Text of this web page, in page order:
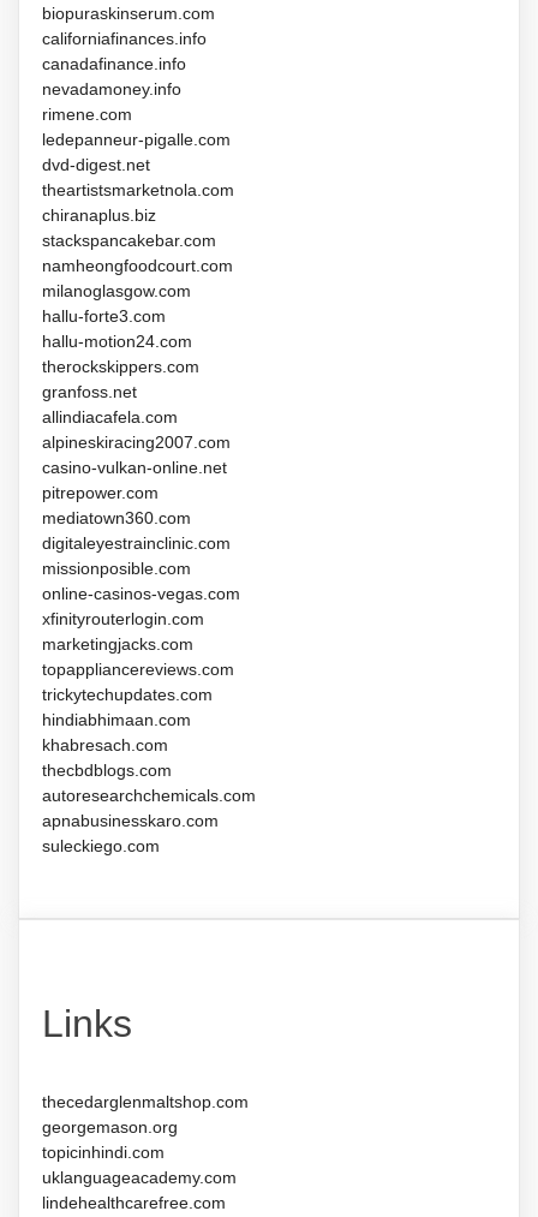
biopuraskinserum.com
californiafinances.info
canadafinance.info
nevadamoney.info
rimene.com
ledepanneur-pigalle.com
dvd-digest.net
theartistsmarketnola.com
chiranaplus.biz
stackspancakebar.com
namheongfoodcourt.com
milanoglasgow.com
hallu-forte3.com
hallu-motion24.com
therockskippers.com
granfoss.net
allindiacafela.com
alpineskiracing2007.com
casino-vulkan-online.net
pitrepower.com
mediatown360.com
digitaleyestrainclinic.com
missionposible.com
online-casinos-vegas.com
xfinityrouterlogin.com
marketingjacks.com
topappliancereviews.com
trickytechupdates.com
hindiabhimaan.com
khabresach.com
thecbdblogs.com
autoresearchchemicals.com
apnabusinesskaro.com
suleckiego.com
Links
thecedarglenmaltshop.com
georgemason.org
topicinhindi.com
uklanguageacademy.com
lindehealthcarefree.com